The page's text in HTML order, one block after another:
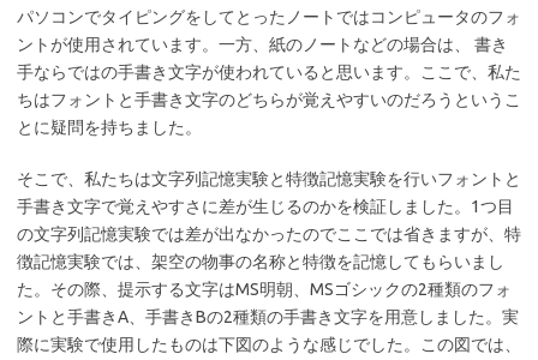
パソコンでタイピングをしてとったノートではコンピュータのフォ
ントが使用されています。一方、紙のノートなどの場合は、 書き
手ならではの手書き文字が使われていると思います。ここで、私た
ちはフォントと手書き文字のどちらが覚えやすいのだろうというこ
とに疑問を持ちました。
そこで、私たちは文字列記憶実験と特徴記憶実験を行いフォントと
手書き文字で覚えやすさに差が生じるのかを検証しました。1つ目
の文字列記憶実験では差が出なかったのでここでは省きますが、特
徴記憶実験では、架空の物事の名称と特徴を記憶してもらいまし
た。その際、提示する文字はMS明朝、MSゴシックの2種類のフォ
ントと手書きA、手書きBの2種類の手書き文字を用意しました。実
際に実験で使用したものは下図のような感じでした。この図では、